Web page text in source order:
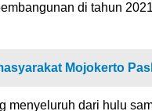
di tahun
Mojokerto
menyeluruh dari hulu